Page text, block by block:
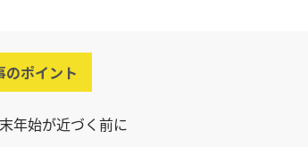
のポイント
年始が近づく前に